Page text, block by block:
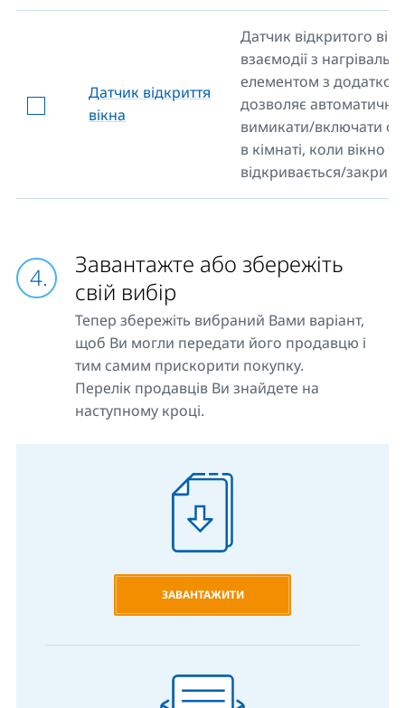
Датчик відкриття
вікна
Датчик відкритого
взаємодії з
елементом з додатком
дозволяє автоматично
вимикати/включати
в кімнаті, коли вікно
відкривається/
Завантажте або збережіть
свій вибір
Тепер збережіть вибраний Вами варіант,
щоб Ви могли передати його продавцю і
тим самим прискорити покупку.
Перелік продавців Ви знайдете на
наступному кроці.
ЗАВАНТАЖИТИ